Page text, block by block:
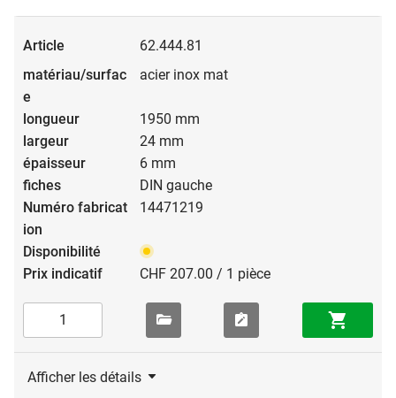
62.444.81
acier inox mat
1950 mm
24 mm
6 mm
DIN gauche
14471219
CHF 207.00 / 1 pièce
Afficher les détails